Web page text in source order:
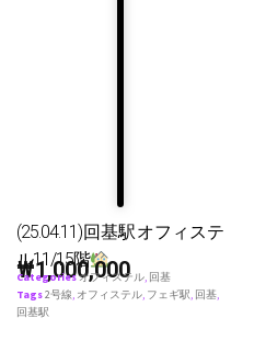
(25.04.11)回基駅オフィステ
ル11/15階
₩1,000,000
Categoriesオフィステル, 回基
Tags2号線, オフィステル, フェギ駅, 回基,
回基駅